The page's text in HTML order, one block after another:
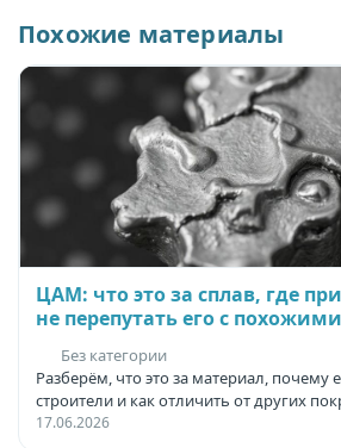
Похожие материалы
ЦАМ: что это за сплав, где
не перепутать его с
Без категории
Разберём, что это за материал, почему
строители и как отличить от других
17.06.2026